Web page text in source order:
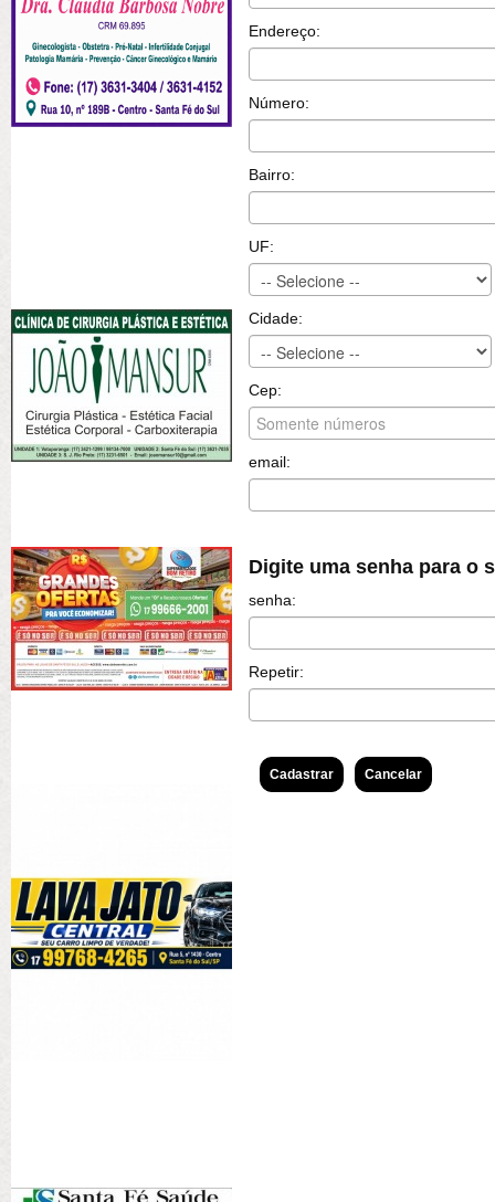
Endereço:
Número:
Bairro:
UF:
Cidade:
Cep:
email:
Digite uma senha para o
senha:
Repetir: